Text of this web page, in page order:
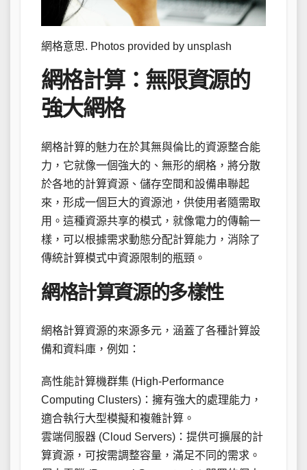
網格意思. Photos provided by unsplash
網格計算：無限資源的
強大網格
網格計算的魅力在於其無與倫比的資源整合能
力，它就像一個強大的、無形的網格，將分散
於各地的計算資源、儲存空間和設備串聯起
來，形成一個巨大的資源池，供使用者隨需取
用。這種資源共享的模式，就像電力的傳輸一
樣，可以根據需求動態分配計算能力，消除了
傳統計算模式中資源限制的瓶頸。
網格計算資源的多樣性
網格計算資源的來源多元，涵蓋了各種計算設
備和資料庫，例如：
高性能計算機群集 (High-Performance
Computing Clusters)：擁有強大的處理能力，
適合執行大型模擬和複雜計算。
雲端伺服器 (Cloud Servers)：提供可擴展的計
算資源，可按需調整容量，滿足不同的需求。